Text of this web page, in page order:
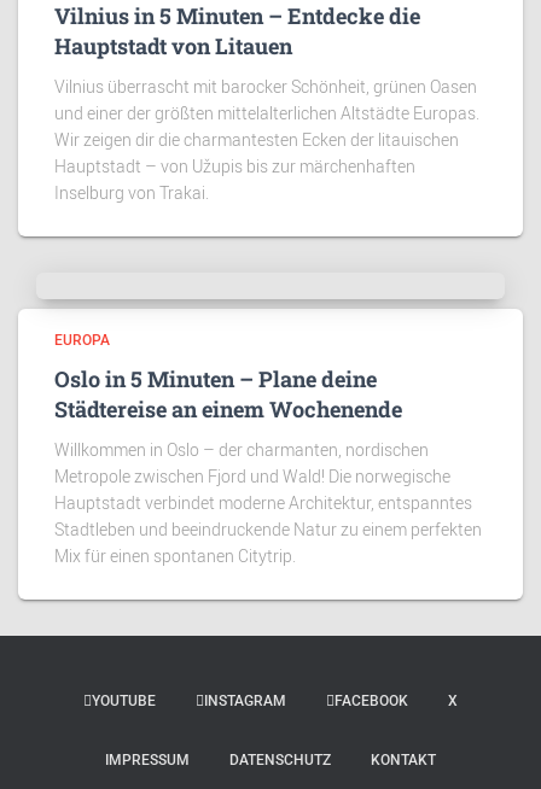
Vilnius in 5 Minuten – Entdecke die
Hauptstadt von Litauen
Vilnius überrascht mit barocker Schönheit, grünen Oasen
und einer der größten mittelalterlichen Altstädte Europas.
Wir zeigen dir die charmantesten Ecken der litauischen
Hauptstadt – von Užupis bis zur märchenhaften
Inselburg von Trakai.
EUROPA
Oslo in 5 Minuten – Plane deine
Städtereise an einem Wochenende
Willkommen in Oslo – der charmanten, nordischen
Metropole zwischen Fjord und Wald! Die norwegische
Hauptstadt verbindet moderne Architektur, entspanntes
Stadtleben und beeindruckende Natur zu einem perfekten
Mix für einen spontanen Citytrip.
YOUTUBE INSTAGRAM FACEBOOK X
IMPRESSUM DATENSCHUTZ KONTAKT